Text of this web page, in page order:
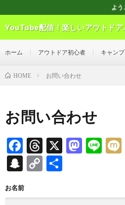
ようこそ！楽し
YouTube配信！楽しいアウトドア
ホーム アウトドア初心者 キャンプ
HOME お問い合わせ
お問い合わせ
F
ac
e
b
T
hr
ea
ds
X
M
d
Li
S
a
C
p
お名前